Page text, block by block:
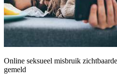
Online seksueel misbruik
gemeld